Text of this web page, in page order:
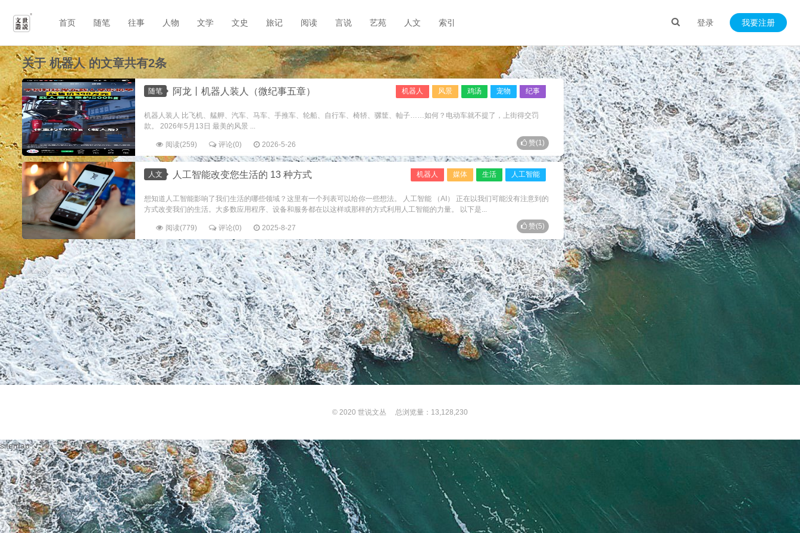
登录 我要注册
首页 随笔 往事 人物 文学 文史 旅记 阅读 言说 艺苑 人文 索引
关于机器人的文章共有2条
随笔 机器人 风景 鸡汤 宠物 纪事
阿龙丨机器人装人（微纪事五章）
机器人装人 比飞机、艋舺、汽车、马车、手推车、轮船、自行车、椅轿、骡筐、軕子……如何？电动车就不提了，上街得交罚
款。 2026年5月13日 最美的风景 ...
阅读(259) 评论(0) 2026-5-26 赞(1)
人文 机器人 媒体 生活 人工智能
人工智能改变您生活的 13 种方式
想知道人工智能影响了我们生活的哪些领域？这里有一个列表可以给你一些想法。 人工智能 （AI） 正在以我们可能没有注意到的
方式改变我们的生活。大多数应用程序、设备和服务都在以这样或那样的方式利用人工智能的力量。 以下是...
阅读(779) 评论(0) 2025-8-27 赞(5)
© 2020 世说文丛 总浏览量：13,128,230
sitemap